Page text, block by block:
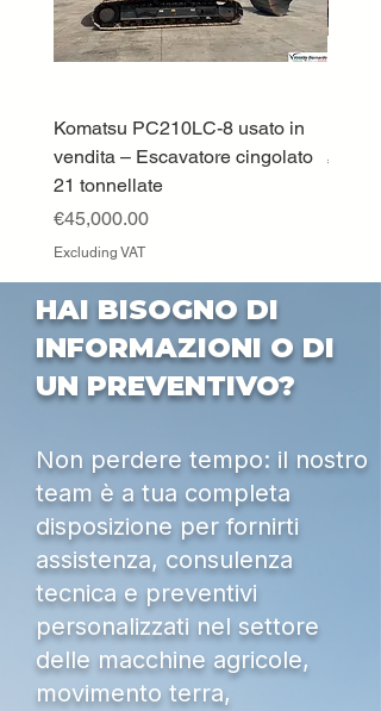
Komatsu PC210LC-8 usato in
vendita – Escavatore cingolato
21 tonnellate
Price
€45,000.00
Excluding VAT
Price
HAI BISOGNO DI
INFORMAZIONI O DI
UN PREVENTIVO?
Non perdere tempo: il nostro
team è a tua completa
disposizione per fornirti
assistenza, consulenza
tecnica e preventivi
personalizzati nel settore
delle macchine agricole,
movimento terra,